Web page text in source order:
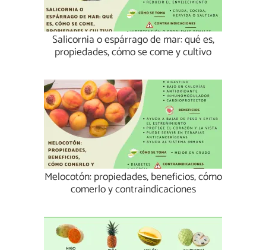
Salicornia o espárrago de mar: qué es,
propiedades, cómo se come y cultivo
Melocotón: propiedades, beneficios, cómo
comerlo y contraindicaciones